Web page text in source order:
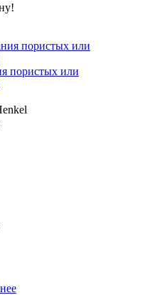
пористых или